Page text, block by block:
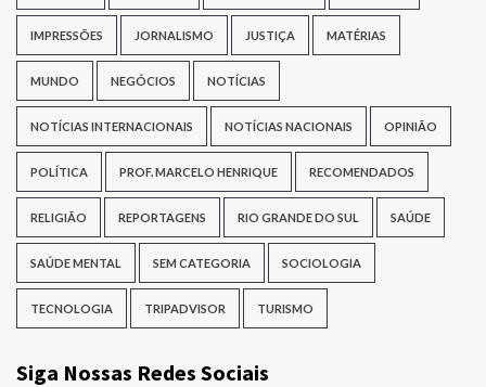
IMPRESSÕES JORNALISMO JUSTIÇA MATÉRIAS
MUNDO NEGÓCIOS NOTÍCIAS
NOTÍCIAS INTERNACIONAIS NOTÍCIAS NACIONAIS OPINIÃO
POLÍTICA PROF. MARCELO HENRIQUE RECOMENDADOS
RELIGIÃO REPORTAGENS RIO GRANDE DO SUL SAÚDE
SAÚDE MENTAL SEM CATEGORIA SOCIOLOGIA
TECNOLOGIA TRIPADVISOR TURISMO
Siga Nossas Redes Sociais